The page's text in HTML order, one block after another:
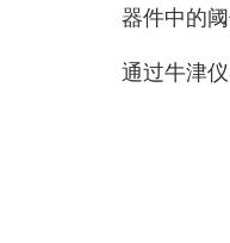
器件中的
通过牛津